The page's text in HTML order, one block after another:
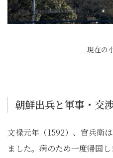
現在の
朝鮮出兵と軍事・交
文禄元年（1592）、官兵衛
ました。病のため一度帰国